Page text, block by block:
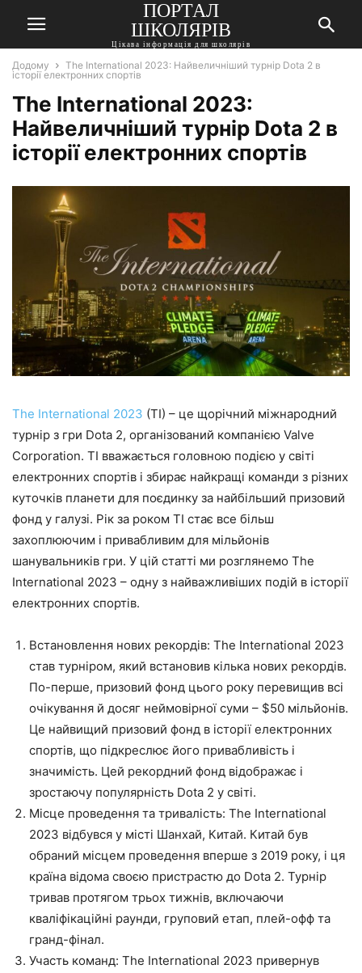
ПОРТАЛ
ШКОЛЯРІВ
Цікава інформація для школярів
Додому
The International 2023: Найвеличніший турнір Dota 2 в
історії електронних спортів
The International 2023:
Найвеличніший турнір Dota 2 в
історії електронних спортів
The International 2023 (TI) – це щорічний міжнародний
турнір з гри Dota 2, організований компанією Valve
Corporation. TI вважається головною подією у світі
електронних спортів і збирає найкращі команди з різних
куточків планети для поєдинку за найбільший призовий
фонд у галузі. Рік за роком TI стає все більш
захоплюючим і привабливим для мільйонів
шанувальників гри. У цій статті ми розглянемо The
International 2023 – одну з найважливіших подій в історії
електронних спортів.
Встановлення нових рекордів: The International 2023
став турніром, який встановив кілька нових рекордів.
По-перше, призовий фонд цього року перевищив всі
очікування й досяг неймовірної суми – $50 мільйонів.
Це найвищий призовий фонд в історії електронних
спортів, що підкреслює його привабливість і
значимість. Цей рекордний фонд відображає і
зростаючу популярність Dota 2 у світі.
Місце проведення та тривалість: The International
2023 відбувся у місті Шанхай, Китай. Китай був
обраний місцем проведення вперше з 2019 року, і ця
країна відома своєю пристрастю до Dota 2. Турнір
тривав протягом трьох тижнів, включаючи
кваліфікаційні раунди, груповий етап, плей-офф та
гранд-фінал.
Участь команд: The International 2023 привернув